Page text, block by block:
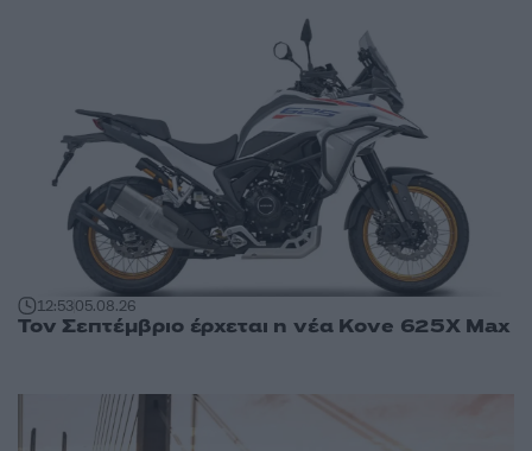
12:5305.08.26
Τον Σεπτέμβριο έρχεται η νέα Kove 625X Max